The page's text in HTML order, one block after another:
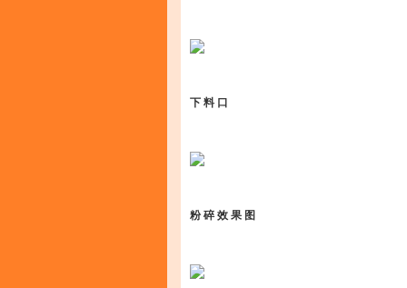
下 料 口
粉 碎 效 果 图